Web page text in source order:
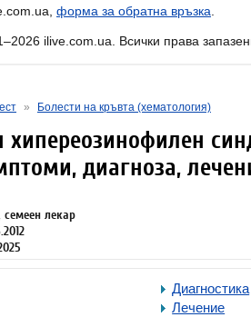
форма за обратна връзка
ilive.com.ua. Всички права
» Болести на кръвта (хематология)
хипереозинофилен
диагноза,
семеен лекар
Диагностика
Лечение